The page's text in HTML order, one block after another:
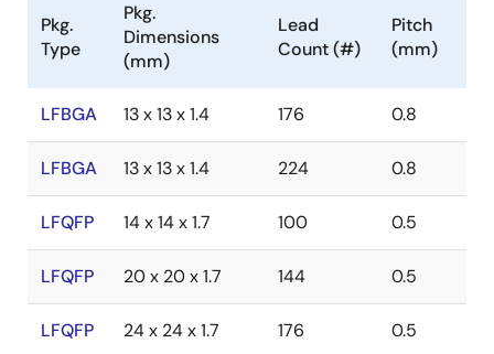
Pkg.
Type
Pkg.
Dimensions
(mm)
Lead
Count (#)
Pitch
(mm)
LFBGA 13 x 13 x 1.4 176 0.8
LFBGA 13 x 13 x 1.4 224 0.8
LFQFP 14 x 14 x 1.7 100 0.5
LFQFP 20 x 20 x 1.7 144 0.5
LFQFP 24 x 24 x 1.7 176 0.5